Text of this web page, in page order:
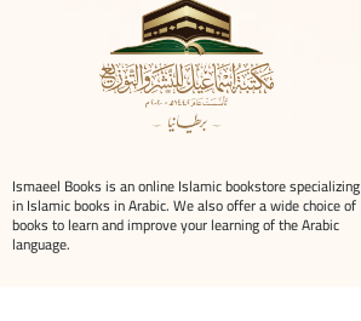
Ismaeel Books is an online Islamic bookstore specializing
in Islamic books in Arabic. We also offer a wide choice of
books to learn and improve your learning of the Arabic
language.